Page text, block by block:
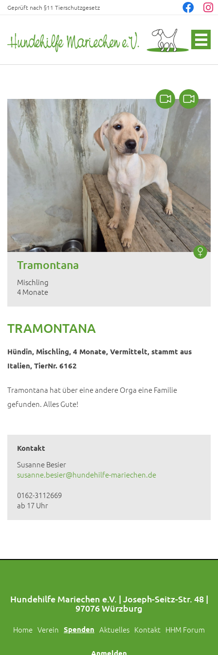
Geprüft nach §11 Tierschutzgesetz
Tramontana
Mischling
4 Monate
TRAMONTANA
Hündin, Mischling, 4 Monate, Vermittelt, stammt aus
Italien, TierNr. 6162
Tramontana hat über eine andere Orga eine Familie
gefunden. Alles Gute!
Kontakt
Susanne Besier
susanne.besier@hundehilfe-mariechen.de
0162-3112669
ab 17 Uhr
Hundehilfe Mariechen e.V. | Joseph-Seitz-Str. 48 |
97076 Würzburg
Home Verein Spenden Aktuelles Kontakt HHM Forum
Anmelden